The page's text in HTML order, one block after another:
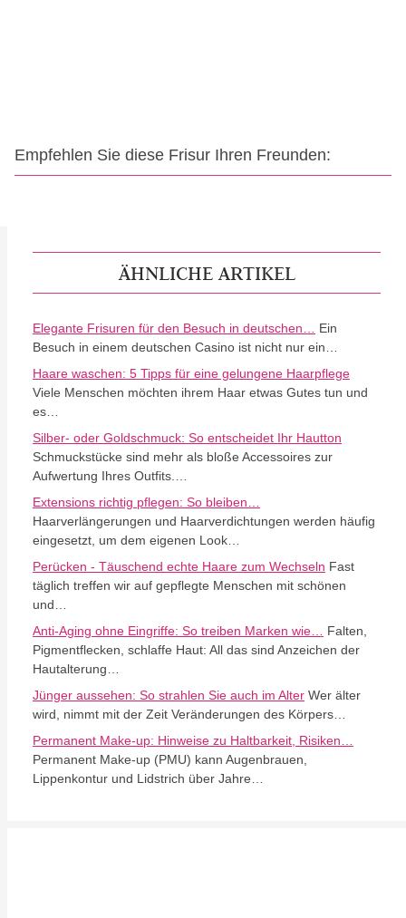
Empfehlen Sie diese Frisur Ihren Freunden:
ÄHNLICHE ARTIKEL
Elegante Frisuren für den Besuch in deutschen…
Ein
Besuch in einem deutschen Casino ist nicht nur ein…
Haare waschen: 5 Tipps für eine gelungene Haarpflege
Viele Menschen möchten ihrem Haar etwas Gutes tun und
es…
Silber- oder Goldschmuck: So entscheidet Ihr Hautton
Schmuckstücke sind mehr als bloße Accessoires zur
Aufwertung Ihres Outfits.…
Extensions richtig pflegen: So bleiben…
Haarverlängerungen und Haarverdichtungen werden häufig
eingesetzt, um dem eigenen Look…
Perücken - Täuschend echte Haare zum Wechseln Fast
täglich treffen wir auf gepflegte Menschen mit schönen
und…
Anti-Aging ohne Eingriffe: So treiben Marken wie…
Falten,
Pigmentflecken, schlaffe Haut: All das sind Anzeichen der
Hautalterung…
Jünger aussehen: So strahlen Sie auch im Alter Wer älter
wird, nimmt mit der Zeit Veränderungen des Körpers…
Permanent Make-up: Hinweise zu Haltbarkeit, Risiken…
Permanent Make-up (PMU) kann Augenbrauen,
Lippenkontur und Lidstrich über Jahre…